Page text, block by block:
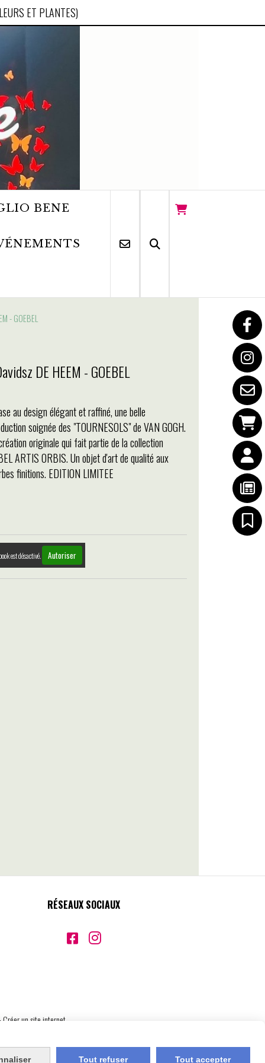
ET PLANTES)
BENE
- GOEBEL
DE HEEM - GOEBEL
au design élégant et raffiné, une belle
soignée des "TOURNESOLS" de VAN GOGH.
originale qui fait partie de la collection
ARTIS ORBIS. Un objet d'art de qualité aux
finitions. EDITION LIMITEE
est désactivé. Autoriser
RÉSEAUX SOCIAUX
 
Créer un site internet
Tout refuser Tout accepter